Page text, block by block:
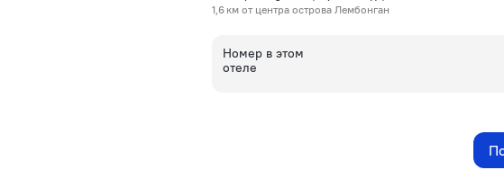
1,6 км от центра острова Лембонган
Номер в этом
отеле